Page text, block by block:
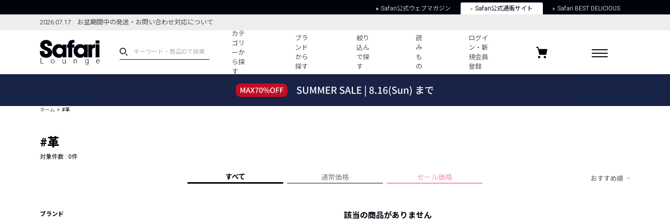
Safari公式ウェブマガジン Safari公式通販サイト Safari BEST DELICIOUS
2026.07.17 お盆期間中の発送・お問い合わせ対応について
カテ
ゴリ
ーか
ら探
す
ブラ
ンド
から
探す
絞り
込ん
で探
す
読
み
も
の
ログイ
ン・新
規会員
登録
ブランドから探す
新着アイテム
編集部のおすすめアイテム
すべての記事
人気記事ランキング
プライバシーポリシー
お気に入りブランド
ホーム #革
#革
対象件数 : 0件
すべて 通常価格 セール価格 おすすめ順
ブランド 該当の商品がありません